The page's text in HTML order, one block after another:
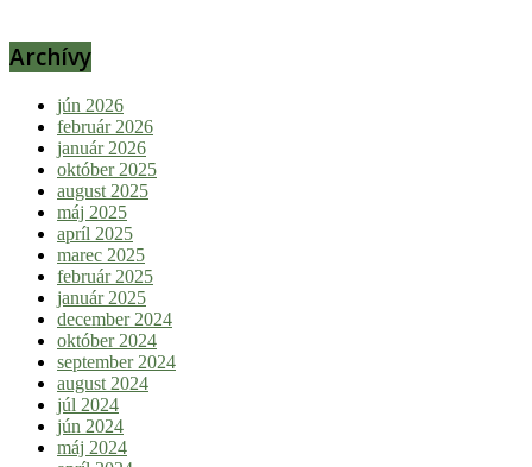
Archívy
jún 2026
február 2026
január 2026
október 2025
august 2025
máj 2025
apríl 2025
marec 2025
február 2025
január 2025
december 2024
október 2024
september 2024
august 2024
júl 2024
jún 2024
máj 2024